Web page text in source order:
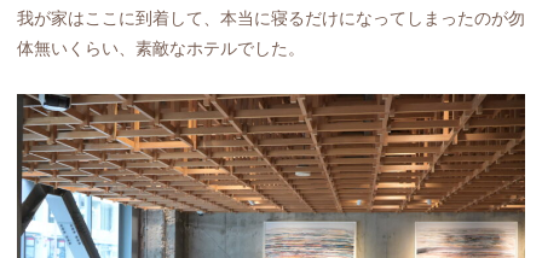
我が家はここに到着して、本当に寝るだけになってしまったのが勿
体無いくらい、素敵なホテルでした。